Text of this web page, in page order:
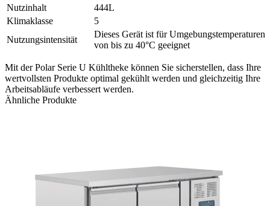
Nutzinhalt
444L
Klimaklasse
5
Nutzungsintensität
Dieses Gerät ist für Umgebungstemperaturen
von bis zu 40°C geeignet
Mit der Polar Serie U Kühltheke können Sie sicherstellen, dass Ihre
wertvollsten Produkte optimal gekühlt werden und gleichzeitig Ihre
Arbeitsabläufe verbessert werden.
Ähnliche Produkte